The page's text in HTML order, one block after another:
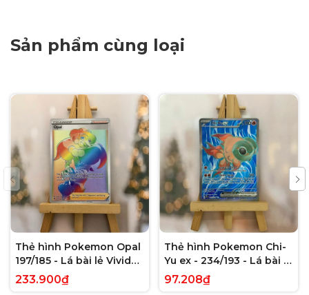
Sản phẩm cùng loại
Thẻ hình Pokemon Opal
197/185 - Lá bài lẻ Vivid
Voltage Hyper Rare tiếng
Anh chính hãng
233.900₫
Thẻ hình Pokemon Chi-
Yu ex - 234/193 - Lá bài lẻ
Paldea Evolved Full Art
Secret Rare tiếng Anh
97.208₫